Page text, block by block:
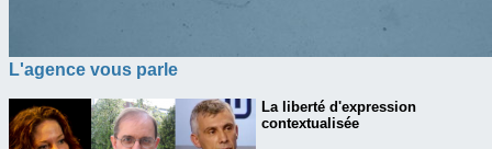
L'agence vous parle
La liberté d'expression
contextualisée